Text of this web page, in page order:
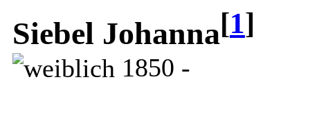
Siebel Johanna[1]
1850 -